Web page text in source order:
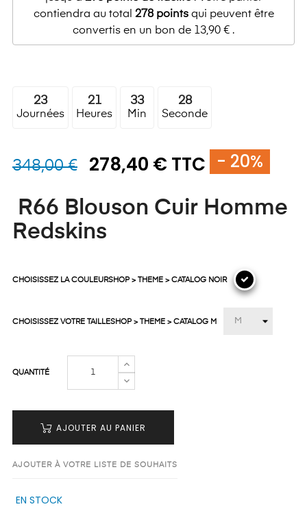
contiendra au total 278pointsqui peuvent être
convertis en un bon de 13,90 € .
23
Journées
21
Heures
33
Min
28
Seconde
348,00 € 278,40 € TTC - 20%
R66 Blouson Cuir Homme
Redskins
CHOISISSEZ LA COULEURSHOP > THEME > CATALOG NOIR
CHOISISSEZ VOTRE TAILLESHOP > THEME > CATALOG M
QUANTITÉ
AJOUTER AU PANIER
AJOUTER À VOTRE LISTE DE SOUHAITS
EN STOCK